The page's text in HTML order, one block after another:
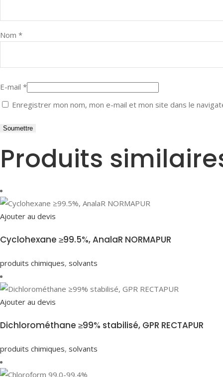
Nom *
E-mail *
Enregistrer mon nom, mon e-mail et mon site dans le
Produits
Ajouter au devis
Cyclohexane ≥99.5%, AnalaR NORMAPUR
produits chimiques, solvants
Ajouter au devis
Dichlorométhane ≥99% stabilisé, GPR RECTAPUR
produits chimiques, solvants